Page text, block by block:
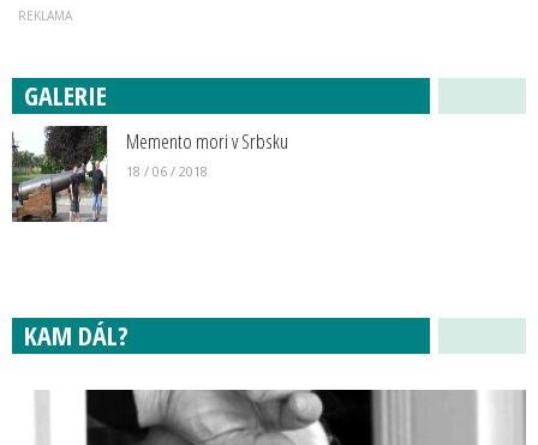
GALERIE
Memento mori v Srbsku
18 / 06 / 2018
KAM DÁL?